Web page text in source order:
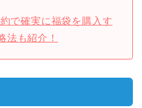
で確実に福袋を購入す
法も紹介！